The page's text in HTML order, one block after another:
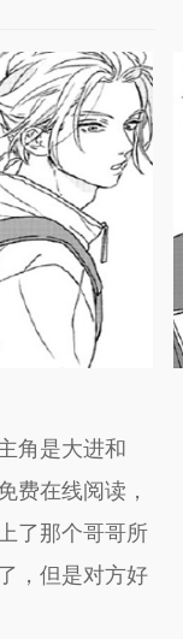
角是大进和
费在线阅读，
了那个哥哥所
，但是对方好